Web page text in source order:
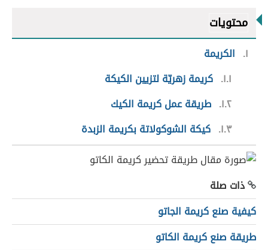
محتويات
١
الكريمة
١.١ كريمة زهريّة لتزيين الكيكة
١.٢ طريقة عمل كريمة الكيك
١.٣ كيكة الشوكولاتة بكريمة الزبدة
ذات صلة
كيفية صنع كريمة الجاتو
طريقة صنع كريمة الكاتو